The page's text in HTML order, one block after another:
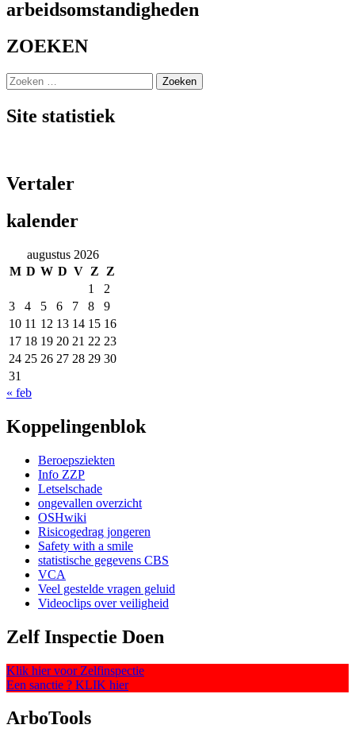
arbeidsomstandigheden
ZOEKEN
Zoeken
naar:
Site statistiek
Vertaler
kalender
augustus 2026
M D W D V Z
Z
1
2
3
4 5 6 7 8
9
10 11 12 13 14 15 16
17 18 19 20 21 22 23
24 25 26 27 28 29 30
31
« feb
Koppelingenblok
Beroepsziekten
Info ZZP
Letselschade
ongevallen overzicht
OSHwiki
Risicogedrag jongeren
Safety with a smile
statistische gegevens CBS
VCA
Veel gestelde vragen geluid
Videoclips over veiligheid
Zelf Inspectie Doen
Klik hier voor Zelfinspectie
Een sanctie ? KLIK hier
ArboTools